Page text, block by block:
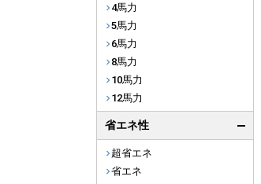
4馬力
5馬力
6馬力
8馬力
10馬力
12馬力
省エネ性
超省エネ
省エネ